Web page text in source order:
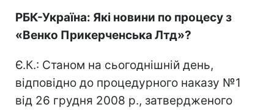
РБК-Україна: Які новини по процесу з
«Венко Прикерченська Лтд»?
Є.К.: Станом на сьогоднішній день,
відповідно до процедурного наказу №1
від 26 грудня 2008 р., затвердженого